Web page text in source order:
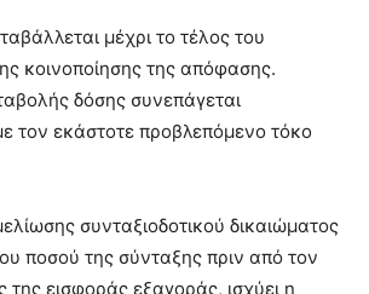
μέχρι το τέλος του
κοινοποίησης της απόφασης.
δόσης συνεπάγεται
τον εκάστοτε προβλεπόμενο τόκο
συνταξιοδοτικού δικαιώματος
ποσού της σύνταξης πριν από τον
εισφοράς εξαγοράς, ισχύει η